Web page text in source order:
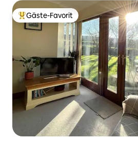
Beliebter Gäste-Favorit.
Gäste-Favorit